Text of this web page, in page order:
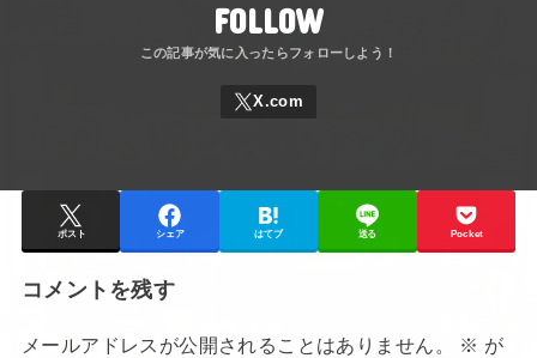
FOLLOW
ポスト シェア はてブ 送る Pocket
コメントを残す
メールアドレスが公開されることはありません。 ※ が